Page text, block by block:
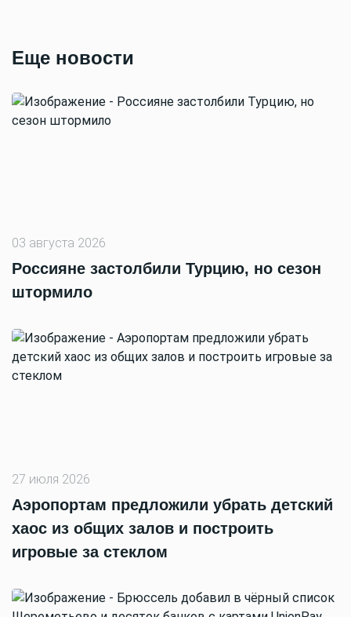
Еще новости
03 августа 2026
Россияне застолбили Турцию, но сезон
штормило
27 июля 2026
Аэропортам предложили убрать детский
хаос из общих залов и построить
игровые за стеклом